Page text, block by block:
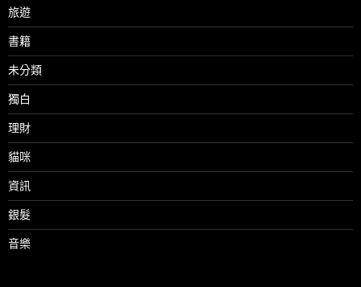
旅遊
書籍
未分類
獨白
理財
貓咪
資訊
銀髮
音樂